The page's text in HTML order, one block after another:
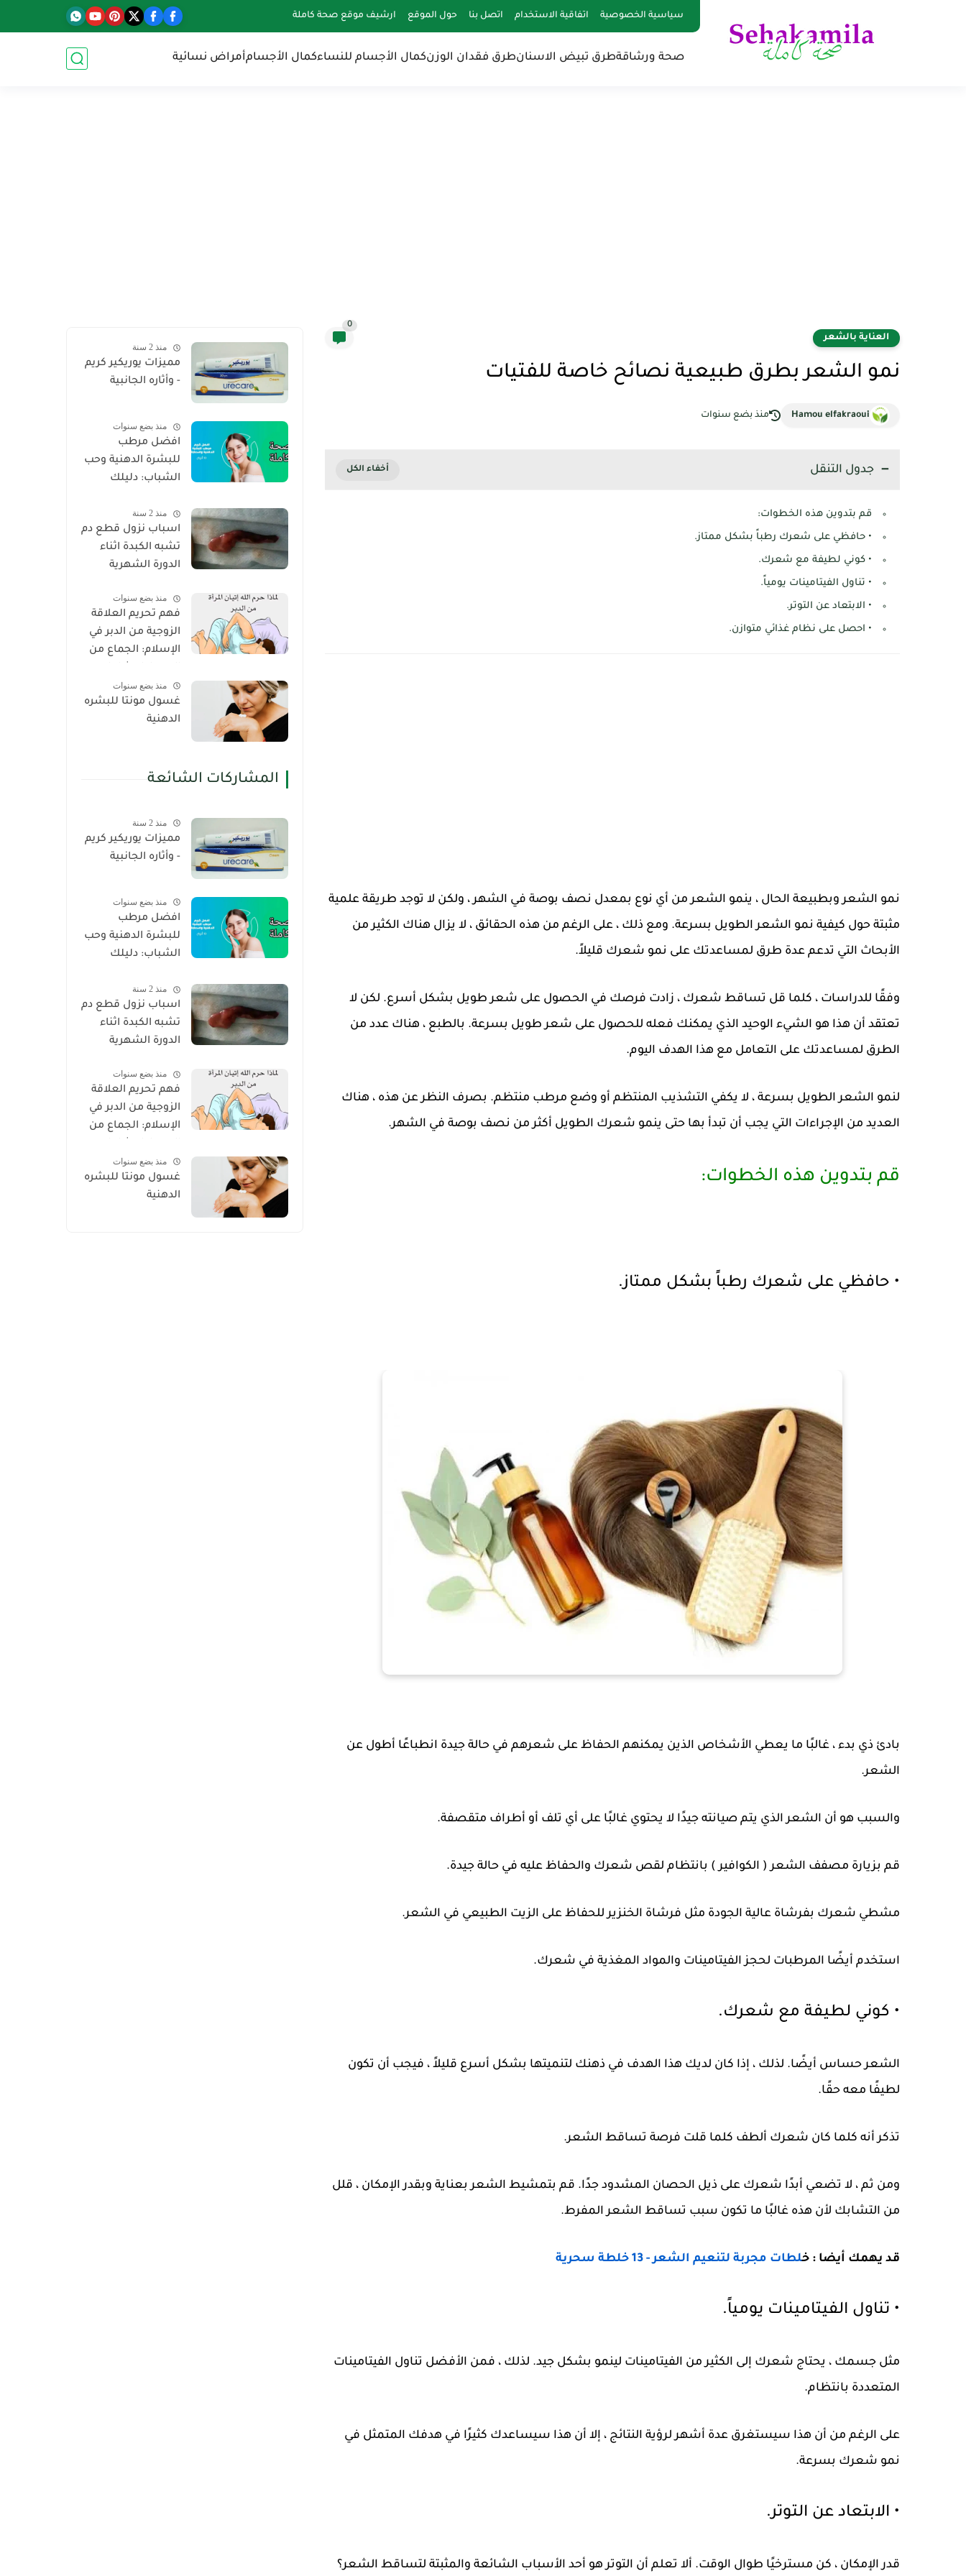
سياسية الخصوصية اتفاقية الاستخدام اتصل بنا حول الموقع ارشيف موقع صحة كاملة
صحة ورشاقةطرق تبيض الاسنانطرق فقدان الوزنكمال الأجسام للنساءكمال الأجسامأمراض نسائية
العناية بالشعر
0
نمو الشعر بطرق طبيعية نصائح خاصة للفتيات
Hamou elfakraoui منذ بضع سنوات
جدول التنقل
قم بتدوين هذه الخطوات:
• حافظي على شعرك رطباً بشكل ممتاز.
• كوني لطيفة مع شعرك.
• تناول الفيتامينات يومياً.
• الابتعاد عن التوتر.
• احصل على نظام غذائي متوازن.
نمو الشعروبطبيعة الحال ، ينمو الشعر من أي نوع بمعدل نصف بوصة في الشهر ، ولكن لا توجد طريقة علمية
مثبتة حول كيفية نمو الشعر الطويل بسرعة. ومع ذلك ، على الرغم من هذه الحقائق ، لا يزال هناك الكثير من
الأبحاث التي تدعم عدة طرق لمساعدتك على نمو شعرك قليلاً.
وفقًا للدراسات ، كلما قل تساقط شعرك ، زادت فرصك في الحصول على شعر طويل بشكل أسرع. لكن لا
تعتقد أن هذا هو الشيء الوحيد الذي يمكنك فعله للحصول على شعر طويل بسرعة. بالطبع ، هناك عدد من
الطرق لمساعدتك على التعامل مع هذا الهدف اليوم.
لنمو الشعر الطويل بسرعة ، لا يكفي التشذيب المنتظم أو وضع مرطب منتظم. بصرف النظر عن هذه ، هناك
العديد من الإجراءات التي يجب أن تبدأ بها حتى ينمو شعرك الطويل أكثر من نصف بوصة في الشهر.
قم بتدوين هذه الخطوات:
• حافظي على شعرك رطباً بشكل ممتاز.
بادئ ذي بدء ، غالبًا ما يعطي الأشخاص الذين يمكنهم الحفاظ على شعرهم في حالة جيدة انطباعًا أطول عن
الشعر.
والسبب هو أن الشعر الذي يتم صيانته جيدًا لا يحتوي غالبًا على أي تلف أو أطراف متقصفة.
قم بزيارة مصفف الشعر ( الكوافير ) بانتظام لقص شعرك والحفاظ عليه في حالة جيدة.
مشطي شعرك بفرشاة عالية الجودة مثل فرشاة الخنزير للحفاظ على الزيت الطبيعي في الشعر.
استخدم أيضًا المرطبات لحجز الفيتامينات والمواد المغذية في شعرك.
• كوني لطيفة مع شعرك.
الشعر حساس أيضًا. لذلك ، إذا كان لديك هذا الهدف في ذهنك لتنميتها بشكل أسرع قليلاً ، فيجب أن تكون
لطيفًا معه حقًا.
تذكر أنه كلما كان شعرك ألطف كلما قلت فرصة تساقط الشعر.
ومن ثم ، لا تضعي أبدًا شعرك على ذيل الحصان المشدود جدًا. قم بتمشيط الشعر بعناية وبقدر الإمكان ، قلل
من التشابك لأن هذه غالبًا ما تكون سبب تساقط الشعر المفرط.
قد يهمك أيضا : خلطات مجربة لتنعيم الشعر - 13 خلطة سحرية
• تناول الفيتامينات يومياً.
مثل جسمك ، يحتاج شعرك إلى الكثير من الفيتامينات لينمو بشكل جيد. لذلك ، فمن الأفضل تناول الفيتامينات
المتعددة بانتظام.
على الرغم من أن هذا سيستغرق عدة أشهر لرؤية النتائج ، إلا أن هذا سيساعدك كثيرًا في هدفك المتمثل في
نمو شعرك بسرعة.
• الابتعاد عن التوتر.
قدر الإمكان ، كن مسترخيًا طوال الوقت. ألا تعلم أن التوتر هو أحد الأسباب الشائعة والمثبتة لتساقط الشعر؟
منذ 2 سنة
مميزات يوريكير كريم
- وأثاره الجانبية
منذ بضع سنوات
افضل مرطب
للبشرة الدهنية وحب
الشباب: دليلك
الصحيحة 2025
منذ 2 سنة
اسباب نزول قطع دم
تشبه الكبدة اثناء
الدورة الشهرية
منذ بضع سنوات
فهم تحريم العلاقة
الزوجية من الدبر في
الإسلام: الجماع من
منذ بضع سنوات
غسول مونتا للبشره
الدهنية
المشاركات الشائعة
منذ 2 سنة
مميزات يوريكير كريم
- وأثاره الجانبية
منذ بضع سنوات
افضل مرطب
للبشرة الدهنية وحب
الشباب: دليلك
الصحيحة 2025
منذ 2 سنة
اسباب نزول قطع دم
تشبه الكبدة اثناء
الدورة الشهرية
منذ بضع سنوات
فهم تحريم العلاقة
الزوجية من الدبر في
الإسلام: الجماع من
منذ بضع سنوات
غسول مونتا للبشره
الدهنية